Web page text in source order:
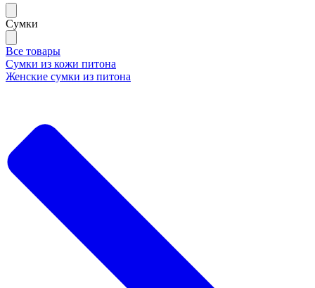
Сумки
Все товары
Сумки из кожи питона
Женские сумки из питона